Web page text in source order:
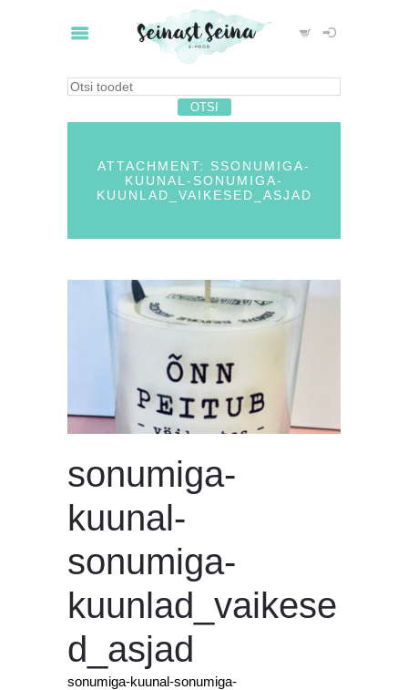
ATTACHMENT: SSONUMIGA-
KUUNAL-SONUMIGA-
KUUNLAD_VAIKESED_ASJAD
sonumiga-
kuunal-
sonumiga-
kuunlad_vaikese
d_asjad
sonumiga-kuunal-sonumiga-